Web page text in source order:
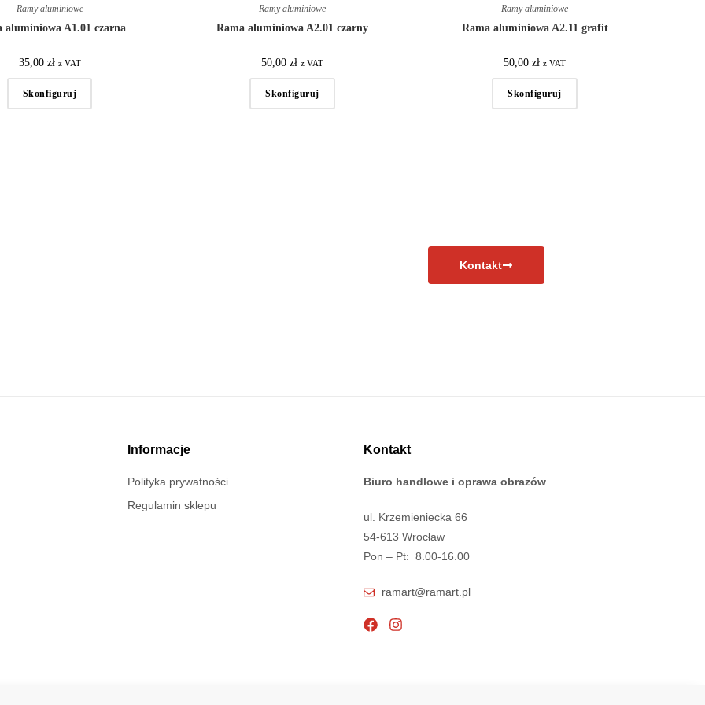
Ramy aluminiowe
aluminiowa A1.01 czarna
35,00 zł z VAT
Skonfiguruj
Ramy aluminiowe
Rama aluminiowa A2.01 czarny
50,00 zł z VAT
Skonfiguruj
Ramy aluminiowe
Rama aluminiowa A2.11 grafit
50,00zł z VAT
Skonfiguruj
Kontakt
Informacje
Polityka prywatności
Regulamin sklepu
Kontakt
Biuro handlowe i oprawa obrazów
ul. Krzemieniecka 66
54-613 Wrocław
Pon – Pt: 8.00-16.00
ramart@ramart.pl